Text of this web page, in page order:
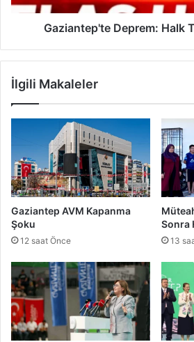
Y
e
n
i
S
f
a
A
ç
H
a
k
T
e
k
r
a
r
T
e
Gaziantep'te Deprem: Halk
İlgili Makaleler
Gaziantep AVM Kapanma
Şoku
12 saat Önce
Sonra
13